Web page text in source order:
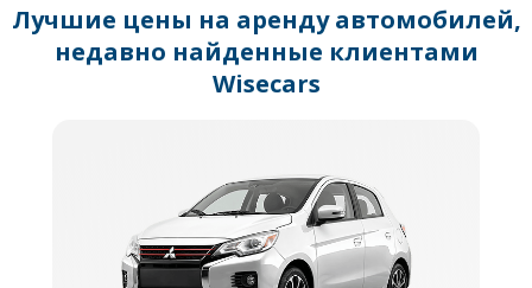
dates.
Лучшие цены на аренду автомобилей,
недавно найденные клиентами
Wisecars